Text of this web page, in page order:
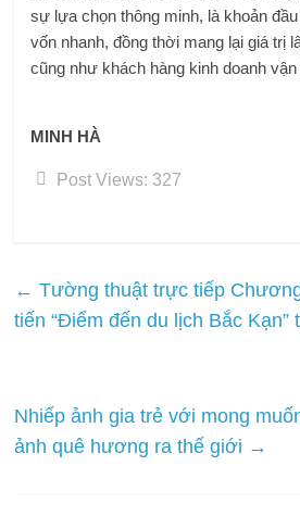
sự lựa chọn thông minh, là khoản
vốn nhanh, đồng thời mang lại giá trị
cũng như khách hàng kinh doanh vận
MINH HÀ
Post Views: 327
← Tường thuật trực tiếp
tiến “Điểm đến du lịch Bắc Kạn”
Nhiếp ảnh gia trẻ với mong
ảnh quê hương ra thế giới →